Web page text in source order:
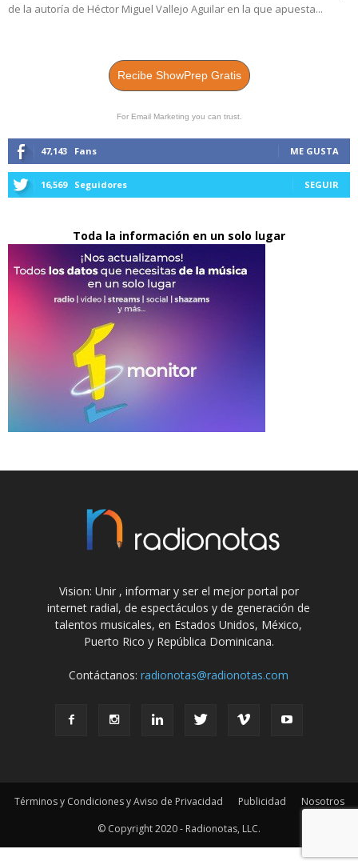
de la autoría de Héctor Miguel Vallejo Aguilar en la que apuesta...
Recibe ShowPrep Gratis
For Email Marketing you can trust.
47,143 Fans ME GUSTA
16,569 Seguidores SEGUIR
Toda la información en un solo lugar
Vision: Unir , informar y ser el mejor portal por
internet radial, de espectáculos y de generación de
talentos musicales, en Estados Unidos, México,
Puerto Rico y República Dominicana.
Contáctanos:radionotas@radionotas.com
Términos y Condiciones y Aviso de Privacidad Publicidad
Nosotros
© Copyright 2020 - Radionotas, LLC.